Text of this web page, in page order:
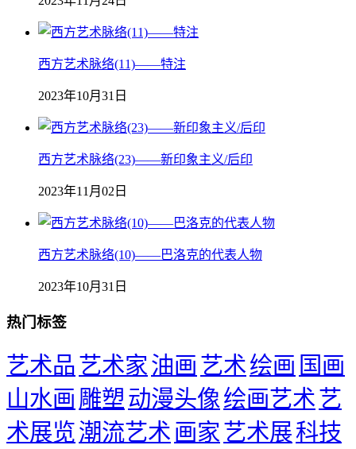
西方艺术脉络(11)——特注
2023年10月31日
西方艺术脉络(23)——新印象主义/后印
2023年11月02日
西方艺术脉络(10)——巴洛克的代表人物
2023年10月31日
热门标签
艺术品艺术家 油画 艺术绘画 国画
山水画 雕塑 动漫头像绘画艺术艺
术展览潮流艺术 画家 艺术展科技